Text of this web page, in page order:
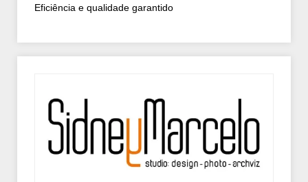
Eficiência e qualidade garantido